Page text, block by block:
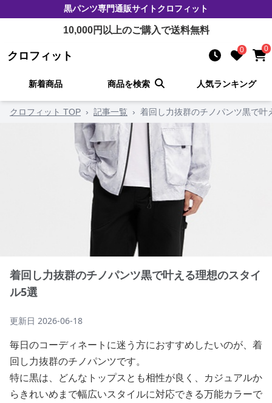
黒パンツ専門通販サイトクロフィット
10,000円以上のご購入で送料無料
クロフィット 0 0
新着商品 商品を検索 人気ランキング
クロフィット TOP › 記事一覧 › 着回し力抜群のチノパンツ黒で叶
着回し力抜群のチノパンツ黒で叶える理想のスタイ
ル5選
更新日 2026-06-18
毎日のコーディネートに迷う方におすすめしたいのが、着
回し力抜群のチノパンツです。
特に黒は、どんなトップスとも相性が良く、カジュアルか
らきれいめまで幅広いスタイルに対応できる万能カラーで